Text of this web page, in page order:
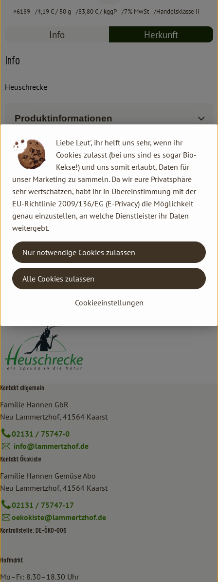
#6189 4,19 €/ 50 g 83,80 €/ kggP 7% MwSt Handelsklasse II
Info Herkunft
Info
Heuschrecke
Produktinformationen
Zutaten
Produktdatenblatt
Herkunft
Hersteller: HEU
Deutschland
Kontakt allgemein
Familie Hannen GbR
Neu Lammertzhof, 41564 Kaarst
02131 / 75747-0
info@lammertzhof.de
Kontakt Ökokiste
Familie Hannen Gemüse Abo
Neu Lammertzhof, 41564 Kaarst
02131 / 75747-17
oekokiste@lammertzhof.de
Kontrollstelle: DE-ÖKO-006
Hofmarkt
Mo–Fr: 8.30–18.30 Uhr
Liebe Leut', ihr helft uns sehr, wenn ihr
Cookies zulasst (bei uns sind es sogar Bio-
Kekse!) und uns somit erlaubt, Daten für
unser Marketing zu sammeln. Da wir eure Privatsphäre
sehr wertschätzen, habt ihr in Übereinstimmung mit der
EU-Richtlinie 2009/136/EG (E-Privacy) die Möglichkeit
genau einzustellen, an welche Dienstleister ihr Daten
weitergebt.
Cookieeinstellungen
Nur notwendige Cookies zulassen
Alle Cookies zulassen